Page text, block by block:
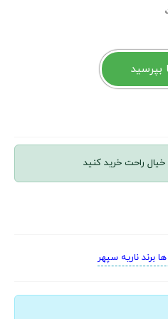
بپرسید
راحت خرید کنید
برند ناریه سپهر